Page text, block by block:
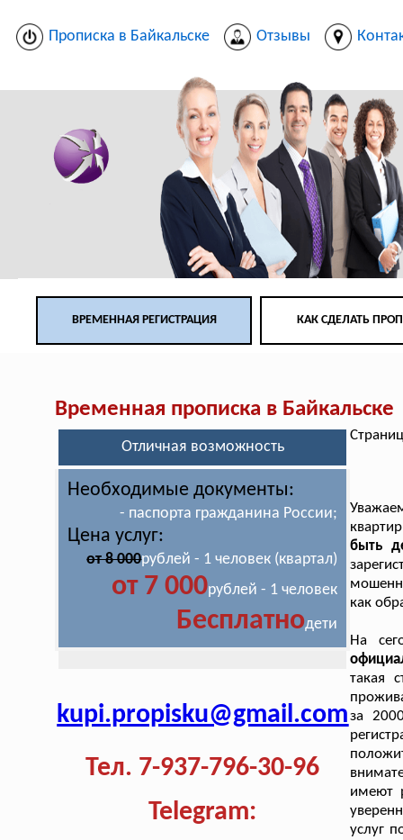
Прописка в Байкальске Отзывы
ВРЕМЕННАЯ РЕГИСТРАЦИЯ КАК СДЕЛАТЬ
Временная прописка в Байкальске
Отличная возможность
Необходимые документы:
- паспорта гражданина России;
Цена услуг:
от 8 000рублей - 1 человек (квартал)
от 7 000рублей - 1 человек
Бесплатнодети
kupi.propisku@gmail.com
Тел. 7-937-796-30-96
Telegram:
быть
как
На
такая
за
имеют
услуг